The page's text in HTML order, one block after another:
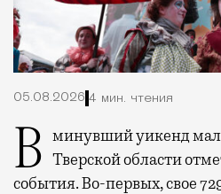
05.08.2026 4 мин. чтения
В минувший уикенд маленькая Старица в Тверской области
события. Во-первых, свое